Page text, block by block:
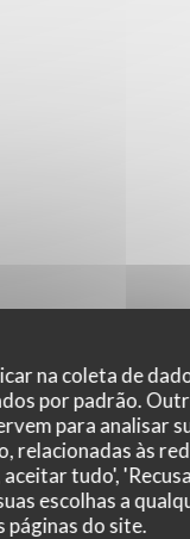
na coleta de
por padrão.
para analisar
relacionadas às
tudo',
escolhas a
páginas do site.